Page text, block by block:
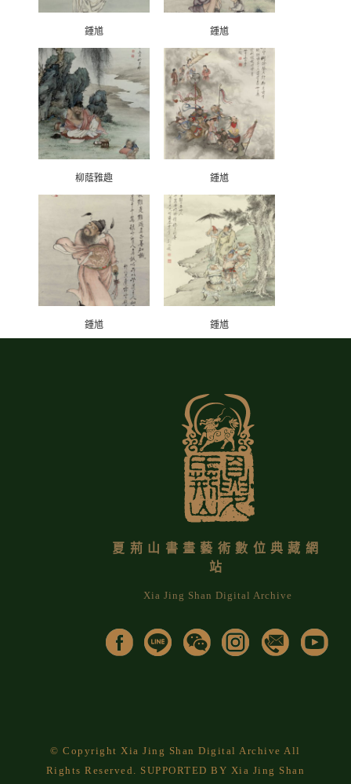
鍾馗 鍾馗
柳蔭雅趣 鍾馗
鍾馗 鍾馗
夏荊山書畫藝術數位典藏網
站
Xia Jing Shan Digital Archive
© Copyright Xia Jing Shan Digital Archive All
Rights Reserved. SUPPORTED BY Xia Jing Shan